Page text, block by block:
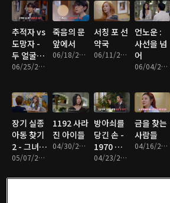
추적자 vs
도망자 -
두 얼굴의
남자
06/25/2026 • 1시간 18분
죽음의 문
앞에서
06/18/2026 • 1시간 24분
서칭 포 선
약국
06/11/2026 • 1시간 26분
언노운 :
사선을 넘
어
06/04/2026 • 1시간 18분
장기 실종
아동 찾기
2 - 그녀를
찾습니다05/07/2026 • 1시간 18분
1192 사라
진 아이들
04/30/2026 • 1시간 24분
방아쇠를
당긴 손 -
1970 강변
3로 피살04/23/2026 • 1시간 14분
금을 찾는
사람들
04/16/2026 • 1시간 11분